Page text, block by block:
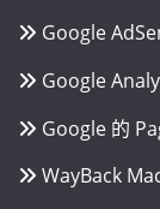
Google
Google
Google 的
WayBack